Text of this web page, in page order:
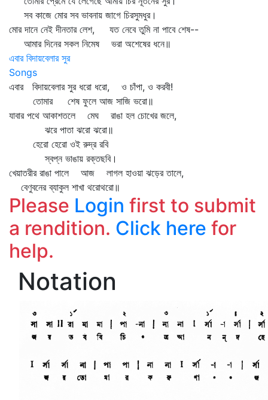
সব কাজে মোর সব ভাবনায় জাগে চিরসুমধুর।
মোর দানে নেই দীনতার লেশ, যত নেবে তুমি না পাবে শেষ--
আমার দিনের সকল নিমেষ ভরা অশেষের ধনে॥
এবার বিদায়বেলার সুর
Songs
এবার বিদায়বেলার সুর ধরো ধরো, ও চাঁপা, ও করবী!
তোমার শেষ ফুলে আজ সাজি ভরো॥
যাবার পথে আকাশতলে মেঘ রাঙা হল চোখের জলে,
ঝরে পাতা ঝরো ঝরো॥
হেরো হেরো ওই রুদ্র রবি
স্বপ্ন ভাঙায় রক্তছবি।
খেয়াতরীর রাঙা পালে আজ লাগল হাওয়া ঝড়ের তালে,
বেণুবনের ব্যাকুল শাখা থরোথরো॥
Please Login first to submit
a rendition. Click here for
help.
Notation